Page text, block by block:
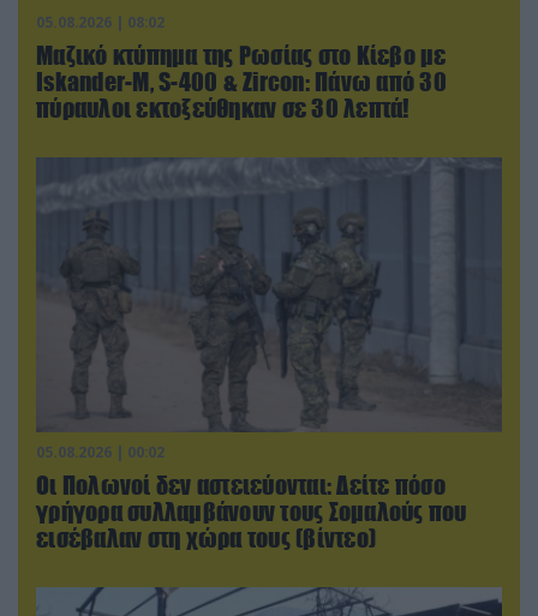
05.08.2026 | 08:02
Μαζικό κτύπημα της Ρωσίας στο Κίεβο με
Iskander-Μ, S-400 & Zircon: Πάνω από 30
πύραυλοι εκτοξεύθηκαν σε 30 λεπτά!
05.08.2026 | 00:02
Οι Πολωνοί δεν αστειεύονται: Δείτε πόσο
γρήγορα συλλαμβάνουν τους Σομαλούς που
εισέβαλαν στη χώρα τους (βίντεο)